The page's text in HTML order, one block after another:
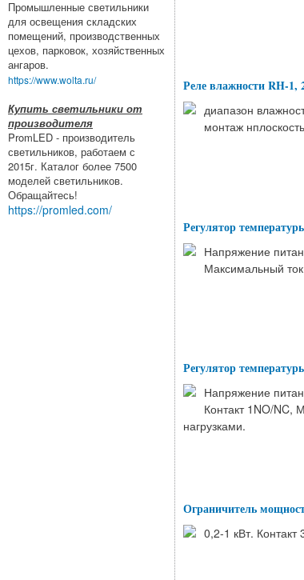
Промышленные светильники
для освещения складских
помещений, производственных
цехов, парковок, хозяйственных
ангаров.
https://www.wolta.ru/
Купить светильники от
производителя
PromLED - производитель
светильников, работаем с
2015г. Каталог более 7500
моделей светильников.
Обращайтесь!
https://promled.com/
Реле влажности RH-
диапазон
монтаж нплоскость
Регулятор
Напряжение
Максимальный
Регулятор
Напряжение
Контакт 1NO/NC,
нагрузками.
Ограничитель
0,2-1 кВт. Контакт